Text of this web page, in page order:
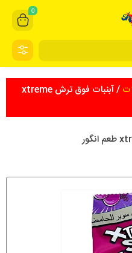
0
/ آبنبات فوق ترش xtreme